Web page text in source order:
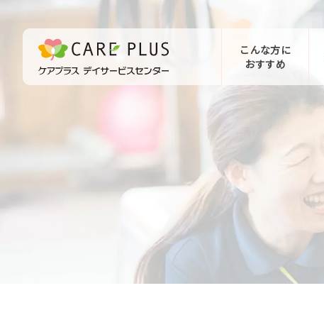
こんな方に
おすすめ
お問い合わせ